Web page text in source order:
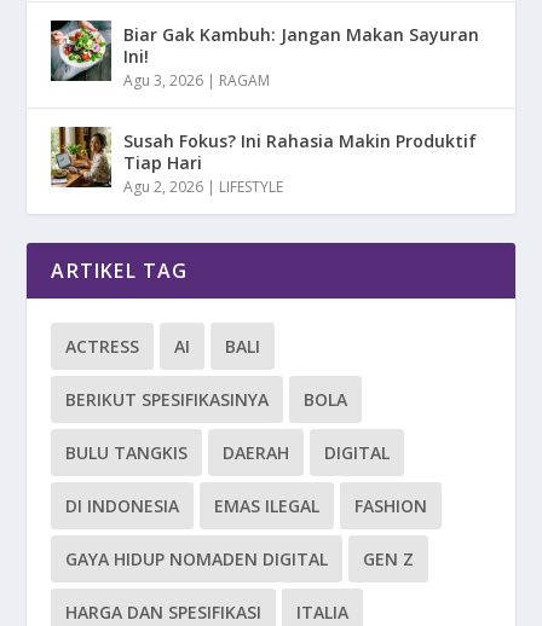
Biar Gak Kambuh: Jangan Makan Sayuran
Ini!
Agu 3, 2026 | RAGAM
Susah Fokus? Ini Rahasia Makin Produktif
Tiap Hari
Agu 2, 2026 | LIFESTYLE
ARTIKEL TAG
ACTRESS AI BALI
BERIKUT SPESIFIKASINYA BOLA
BULU TANGKIS DAERAH DIGITAL
DI INDONESIA EMAS ILEGAL FASHION
GAYA HIDUP NOMADEN DIGITAL GEN Z
HARGA DAN SPESIFIKASI ITALIA